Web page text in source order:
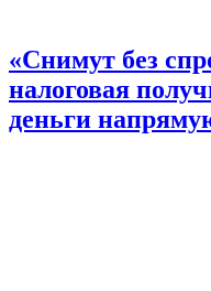
«Снимут без
налоговая
деньги